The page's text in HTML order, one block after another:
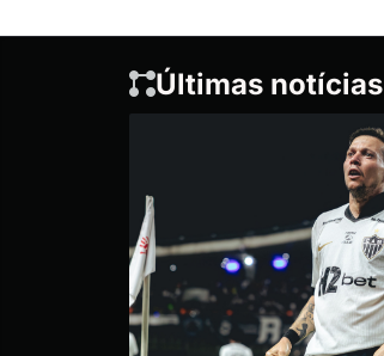
Últimas notícias